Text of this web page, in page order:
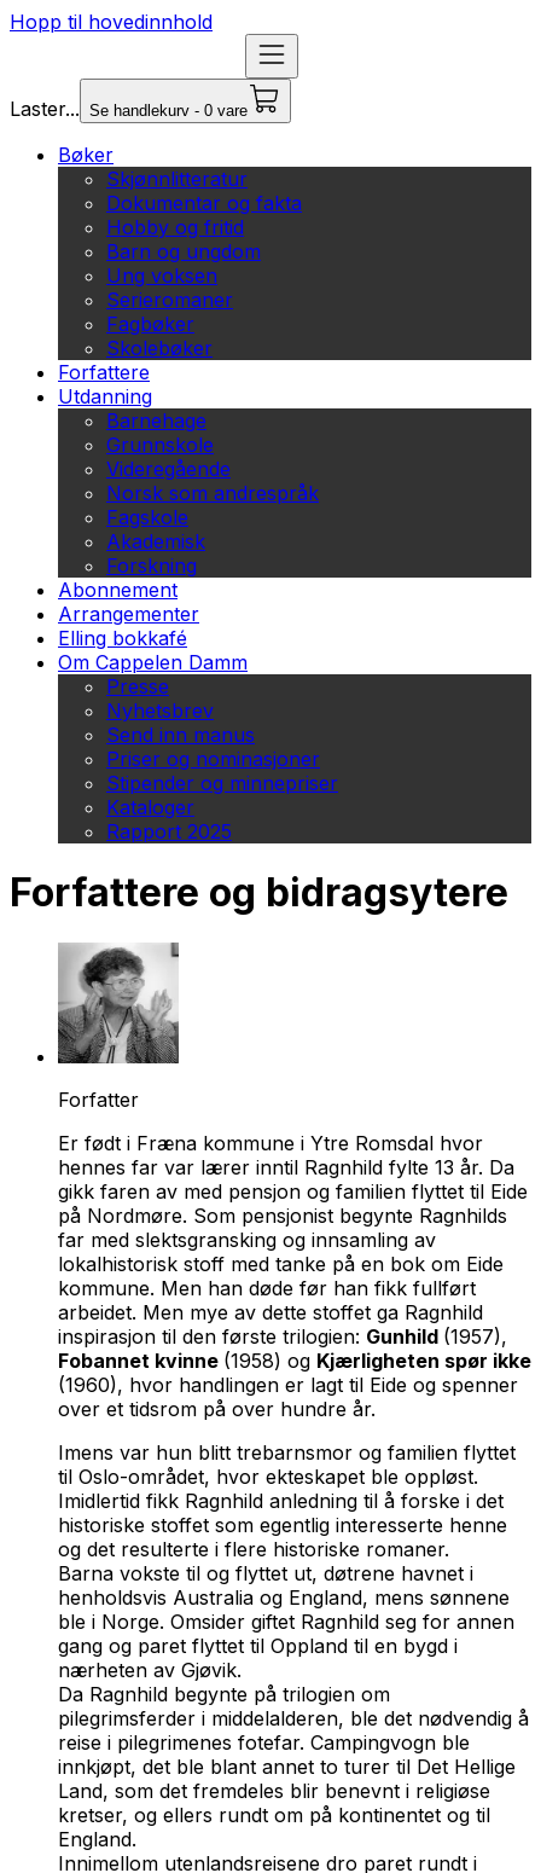
Hopp til hovedinnhold
Laster... Se handlekurv - 0 vare
Bøker
Skjønnlitteratur
Dokumentar og fakta
Hobby og fritid
Barn og ungdom
Ung voksen
Serieromaner
Fagbøker
Skolebøker
Forfattere
Utdanning
Barnehage
Grunnskole
Videregående
Norsk som andrespråk
Fagskole
Akademisk
Forskning
Abonnement
Arrangementer
Elling bokkafé
Om Cappelen Damm
Presse
Nyhetsbrev
Send inn manus
Priser og nominasjoner
Stipender og minnepriser
Kataloger
Rapport 2025
Forfattere og bidragsytere
Forfatter
Er født i Fræna kommune i Ytre Romsdal hvor
hennes far var lærer inntil Ragnhild fylte 13 år. Da
gikk faren av med pensjon og familien flyttet til Eide
på Nordmøre. Som pensjonist begynte Ragnhilds
far med slektsgransking og innsamling av
lokalhistorisk stoff med tanke på en bok om Eide
kommune. Men han døde før han fikk fullført
arbeidet. Men mye av dette stoffet ga Ragnhild
inspirasjon til den første trilogien: Gunhild (1957),
Fobannet kvinne (1958) og Kjærligheten spør ikke
(1960), hvor handlingen er lagt til Eide og spenner
over et tidsrom på over hundre år.
Imens var hun blitt trebarnsmor og familien flyttet
til Oslo-området, hvor ekteskapet ble oppløst.
Imidlertid fikk Ragnhild anledning til å forske i det
historiske stoffet som egentlig interesserte henne
og det resulterte i flere historiske romaner.
Barna vokste til og flyttet ut, døtrene havnet i
henholdsvis Australia og England, mens sønnene
ble i Norge. Omsider giftet Ragnhild seg for annen
gang og paret flyttet til Oppland til en bygd i
nærheten av Gjøvik.
Da Ragnhild begynte på trilogien om
pilegrimsferder i middelalderen, ble det nødvendig å
reise i pilegrimenes fotefar. Campingvogn ble
innkjøpt, det ble blant annet to turer til Det Hellige
Land, som det fremdeles blir benevnt i religiøse
kretser, og ellers rundt om på kontinentet og til
England.
Innimellom utenlandsreisene dro paret rundt i